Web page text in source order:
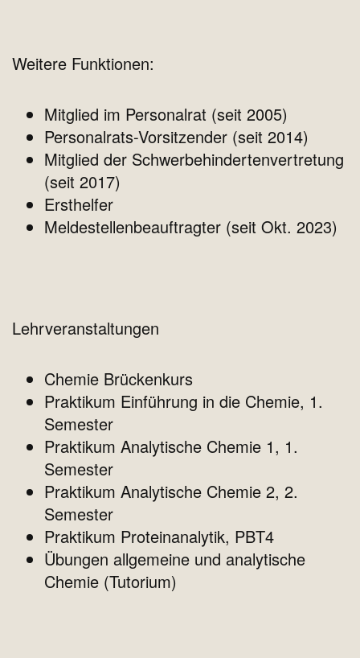
Weitere Funktionen:
Mitglied im Personalrat (seit 2005)
Personalrats-Vorsitzender (seit 2014)
Mitglied der Schwerbehindertenvertretung
(seit 2017)
Ersthelfer
Meldestellenbeauftragter (seit Okt. 2023)
Lehrveranstaltungen
Chemie Brückenkurs
Praktikum Einführung in die Chemie, 1.
Semester
Praktikum Analytische Chemie 1, 1.
Semester
Praktikum Analytische Chemie 2, 2.
Semester
Praktikum Proteinanalytik, PBT4
Übungen allgemeine und analytische
Chemie (Tutorium)